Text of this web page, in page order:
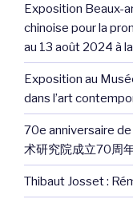
Exposition Beaux-
chinoise pour la
au 13 août 2024 à
Exposition au
dans l’art
70e anniversaire de
术研究院成立70周
Thibaut Josset :